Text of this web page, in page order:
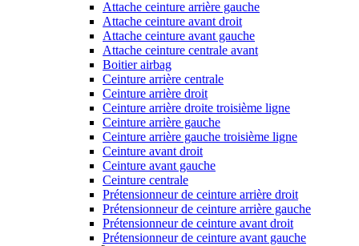
Attache ceinture arrière gauche
Attache ceinture avant droit
Attache ceinture avant gauche
Attache ceinture centrale avant
Boitier airbag
Ceinture arrière centrale
Ceinture arrière droit
Ceinture arrière droite troisième ligne
Ceinture arrière gauche
Ceinture arrière gauche troisième ligne
Ceinture avant droit
Ceinture avant gauche
Ceinture centrale
Prétensionneur de ceinture arrière droit
Prétensionneur de ceinture arrière gauche
Prétensionneur de ceinture avant droit
Prétensionneur de ceinture avant gauche